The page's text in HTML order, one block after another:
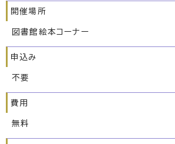
開催場所
図書館絵本コーナー
申込み
不要
費用
無料